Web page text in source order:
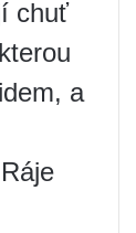
chuť
a